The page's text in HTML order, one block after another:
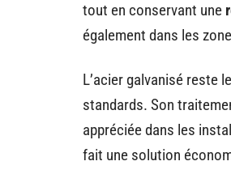
tout en conservant une
également dans les
L’acier galvanisé reste
standards. Son
appréciée dans les
fait une solution